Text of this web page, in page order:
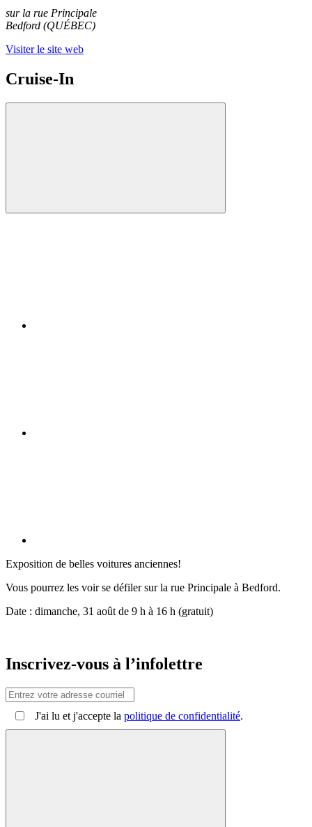
sur la rue Principale
Bedford (QUÉBEC)
Visiter le site web
Cruise-In
Exposition de belles voitures anciennes!
Vous pourrez les voir se défiler sur la rue Principale à Bedford.
Date : dimanche, 31 août de 9 h à 16 h (gratuit)
Inscrivez-vous à l’infolettre
J'ai lu et j'accepte la politique de confidentialité.